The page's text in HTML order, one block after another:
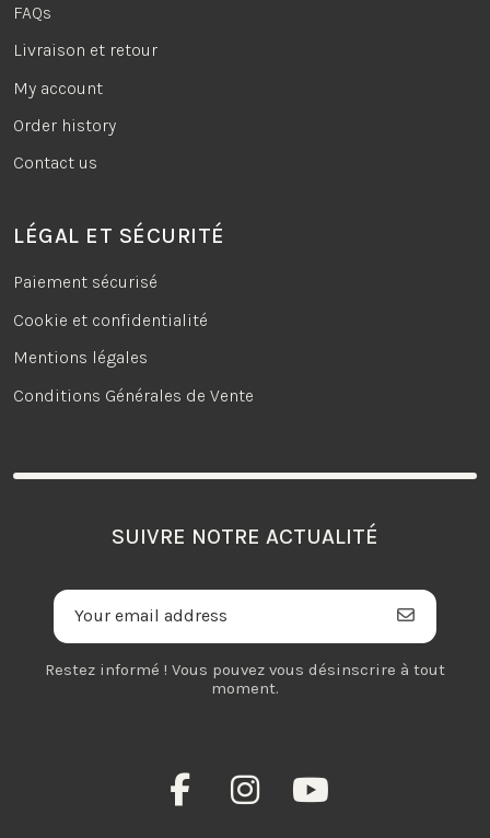
FAQs
Livraison et retour
My account
Order history
Contact us
LÉGAL ET SÉCURITÉ
Paiement sécurisé
Cookie et confidentialité
Mentions légales
Conditions Générales de Vente
SUIVRE NOTRE ACTUALITÉ
Restez informé ! Vous pouvez vous désinscrire à tout
moment.